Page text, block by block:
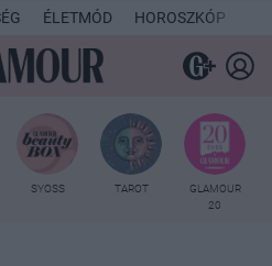
ÉLETMÓD HOROSZKÓP
SYOSS TAROT
GLAMOUR
20